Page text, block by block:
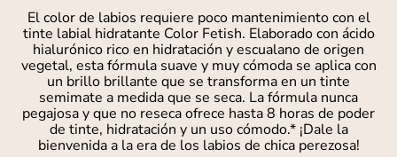
El color de labios requiere poco mantenimiento con el
tinte labial hidratante Color Fetish. Elaborado con ácido
hialurónico rico en hidratación y escualano de origen
vegetal, esta fórmula suave y muy cómoda se aplica con
un brillo brillante que se transforma en un tinte
semimate a medida que se seca. La fórmula nunca
pegajosa y que no reseca ofrece hasta 8 horas de poder
de tinte, hidratación y un uso cómodo.* ¡Dale la
bienvenida a la era de los labios de chica perezosa!